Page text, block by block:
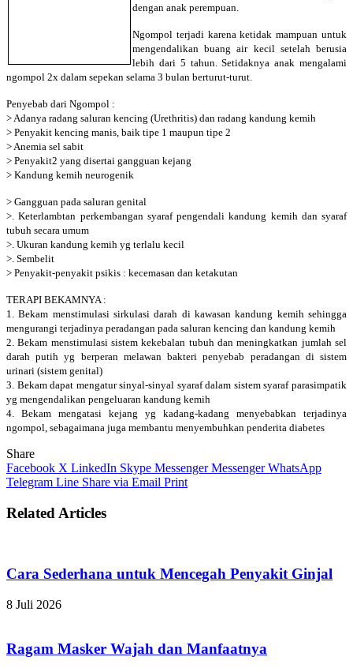
dengan anak perempuan.
Ngompol terjadi karena ketidak mampuan untuk
mengendalikan buang air kecil setelah berusia
lebih dari 5 tahun. Setidaknya anak mengalami
ngompol 2x dalam sepekan selama 3 bulan berturut-turut.
Penyebab dari Ngompol :
> Adanya radang saluran kencing (Urethritis) dan radang kandung kemih
> Penyakit kencing manis, baik tipe 1 maupun tipe 2
> Anemia sel sabit
> Penyakit2 yang disertai gangguan kejang
> Kandung kemih neurogenik
> Gangguan pada saluran genital
>. Keterlambtan perkembangan syaraf pengendali kandung kemih dan syaraf
tubuh secara umum
>. Ukuran kandung kemih yg terlalu kecil
>. Sembelit
> Penyakit-penyakit psikis : kecemasan dan ketakutan
TERAPI BEKAMNYA :
1. Bekam menstimulasi sirkulasi darah di kawasan kandung kemih sehingga
mengurangi terjadinya peradangan pada saluran kencing dan kandung kemih
2. Bekam menstimulasi sistem kekebalan tubuh dan meningkatkan jumlah sel
darah putih yg berperan melawan bakteri penyebab peradangan di sistem
urinari (sistem genital)
3. Bekam dapat mengatur sinyal-sinyal syaraf dalam sistem syaraf parasimpatik
yg mengendalikan pengeluaran kandung kemih
4. Bekam mengatasi kejang yg kadang-kadang menyebabkan terjadinya
ngompol, sebagaimana juga membantu menyembuhkan penderita diabetes
Share
Facebook X LinkedIn Skype Messenger Messenger WhatsApp
Telegram Line Share via Email Print
Related Articles
Cara Sederhana untuk Mencegah Penyakit Ginjal
8 Juli 2026
Ragam Masker Wajah dan Manfaatnya